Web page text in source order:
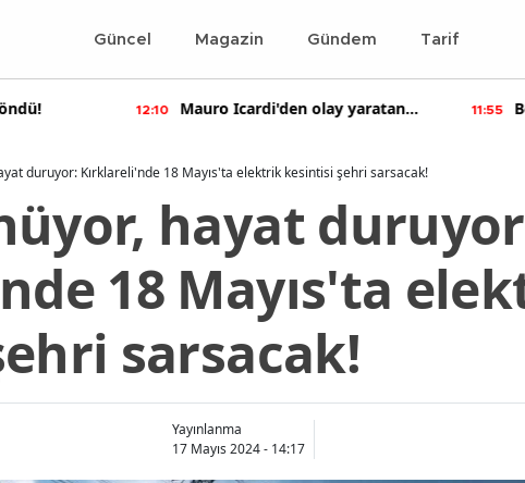
Güncel Magazin Gündem Tarif
12:10
Mauro Icardi'den olay yaratan
11:55
Bennu Gerede
duruyor: Kırklareli'nde 18 Mayıs'ta elektrik kesintisi şehri sarsacak!
hayat
18 Mayıs'ta
sarsacak!
Yayınlanma
17 Mayıs 2024 - 14:17